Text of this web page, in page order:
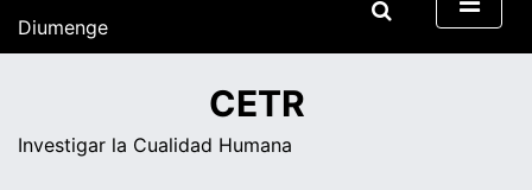
Diumenge
CETR
Investigar la Cualidad Humana